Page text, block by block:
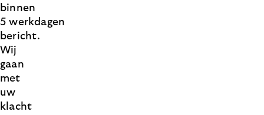
binnen
5 werkdagen
bericht.
Wij
gaan
met
uw
klacht